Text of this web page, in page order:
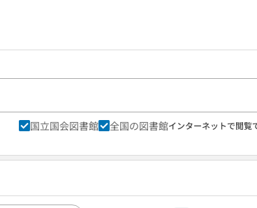
国立国会図書館 全国の図書館インターネットで閲覧